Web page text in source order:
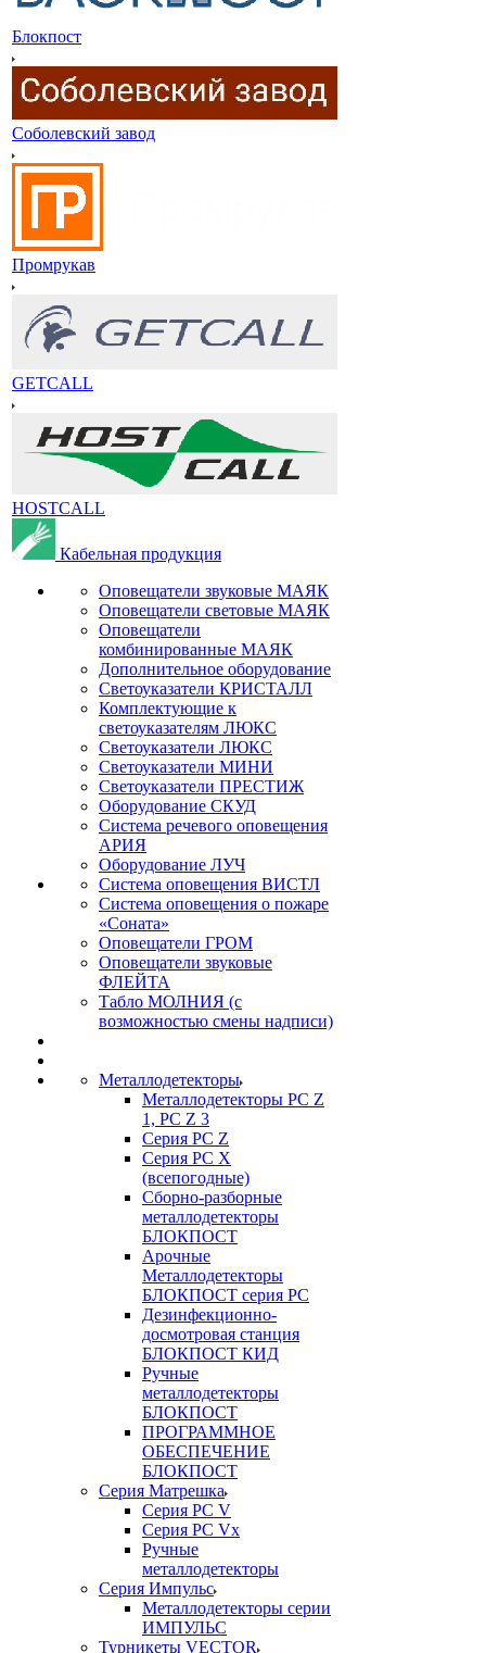
Блокпост
Соболевский завод
Промрукав
GETCALL
HOSTCALL
Кабельная продукция
Оповещатели звуковые МАЯК
Оповещатели световые МАЯК
Оповещатели
комбинированные МАЯК
Дополнительное оборудование
Светоуказатели КРИСТАЛЛ
Комплектующие к
светоуказателям ЛЮКС
Светоуказатели ЛЮКС
Светоуказатели МИНИ
Светоуказатели ПРЕСТИЖ
Оборудование СКУД
Система речевого оповещения
АРИЯ
Оборудование ЛУЧ
Система оповещения ВИСТЛ
Система оповещения о пожаре
«Соната»
Оповещатели ГРОМ
Оповещатели звуковые
ФЛЕЙТА
Табло МОЛНИЯ (с
возможностью смены надписи)
Металлодетекторы
Металлодетекторы РС Z
1, PC Z 3
Серия РС Z
Серия РС X
(всепогодные)
Сборно-разборные
металлодетекторы
БЛОКПОСТ
Арочные
Металлодетекторы
БЛОКПОСТ серия РС
Дезинфекционно-
досмотровая станция
БЛОКПОСТ КИД
Ручные
металлодетекторы
БЛОКПОСТ
ПРОГРАММНОЕ
ОБЕСПЕЧЕНИЕ
БЛОКПОСТ
Серия Матрешка
Серия PC V
Серия PC Vx
Ручные
металлодетекторы
Серия Импульс
Металлодетекторы серии
ИМПУЛЬС
Турникеты VECTOR